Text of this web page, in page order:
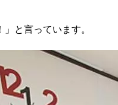
と言っています。